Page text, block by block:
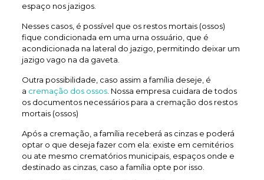
espaço nos jazigos.
Nesses casos, é possível que os restos mortais (ossos)
fique condicionada em uma urna ossuário, que é
acondicionada na lateral do jazigo, permitindo deixar um
jazigo vago na da gaveta.
Outra possibilidade, caso assim a família deseje, é
a cremação dos ossos. Nossa empresa cuidara de todos
os documentos necessários para a cremação dos restos
mortais (ossos)
Após a cremação, a família receberá as cinzas e poderá
optar o que deseja fazer com ela: existe em cemitérios
ou ate mesmo crematórios municipais, espaços onde e
destinado as cinzas, caso a família opte por isso.